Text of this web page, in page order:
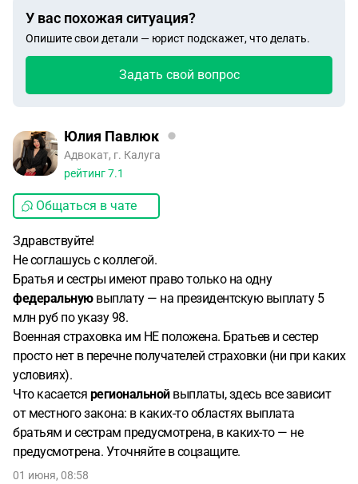
У вас похожая ситуация?
Опишите свои детали — юрист подскажет, что делать.
Задать свой вопрос
Юлия Павлюк
Адвокат, г. Калуга
рейтинг7.1
Общаться в чате
Здравствуйте!
Не соглашусь с коллегой.
Братья и сестры имеют право только на одну
федеральную выплату — на президентскую выплату 5
млн руб по указу 98.
Военная страховка им НЕ положена. Братьев и сестер
просто нет в перечне получателей страховки (ни при каких
условиях).
Что касается региональной выплаты, здесь все зависит
от местного закона: в каких-то областях выплата
братьям и сестрам предусмотрена, в каких-то — не
предусмотрена. Уточняйте в соцзащите.
01 июня, 08:58